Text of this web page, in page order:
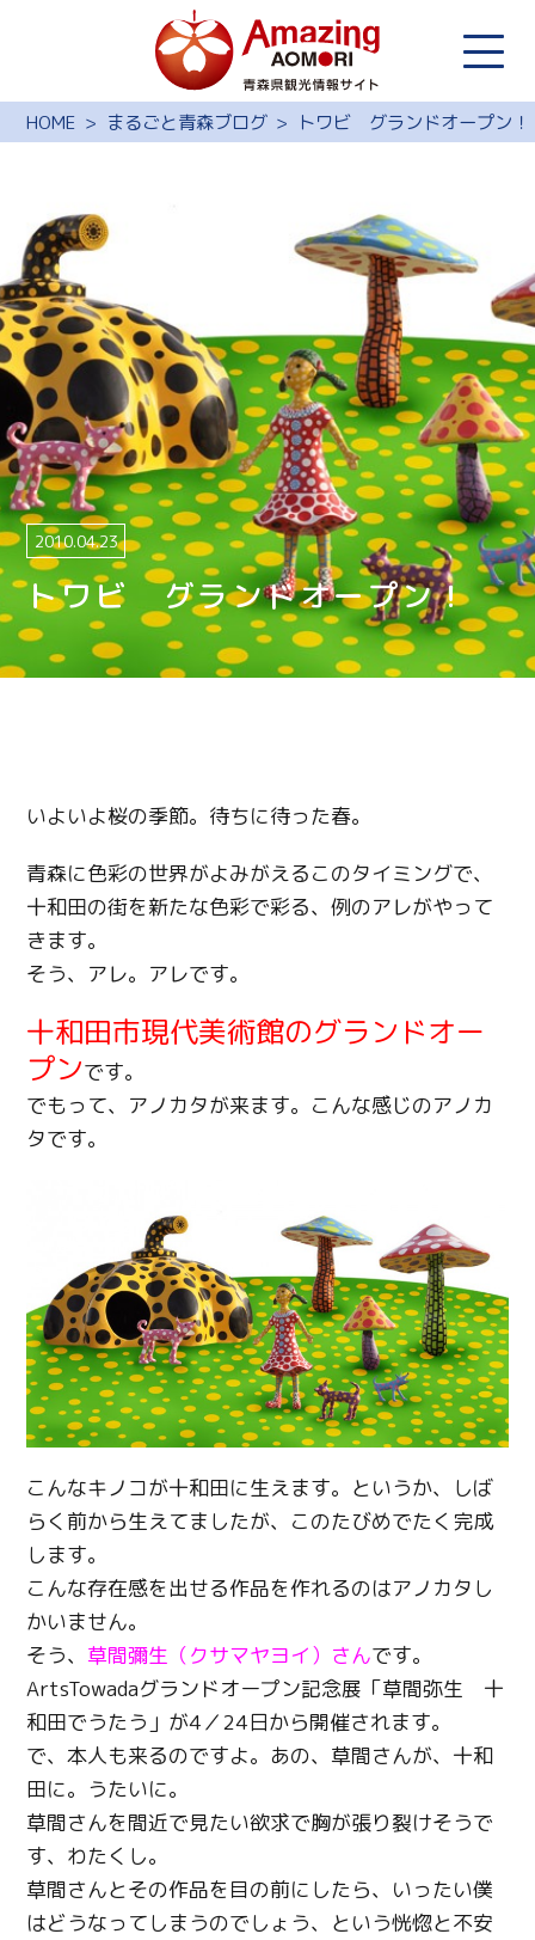
HOME まるごと青森ブログ トワビ グランドオープン！
トワビ グランドオープン！
2010.04.23
いよいよ桜の季節。待ちに待った春。
青森に色彩の世界がよみがえるこのタイミングで、
十和田の街を新たな色彩で彩る、例のアレがやって
きます。
そう、アレ。アレです。
十和田市現代美術館のグランドオー
プンです。
でもって、アノカタが来ます。こんな感じのアノカ
タです。
こんなキノコが十和田に生えます。というか、しば
らく前から生えてましたが、このたびめでたく完成
します。
こんな存在感を出せる作品を作れるのはアノカタし
かいません。
そう、草間彌生（クサマヤヨイ）さんです。
ArtsTowadaグランドオープン記念展「草間弥生 十
和田でうたう」が4／24日から開催されます。
で、本人も来るのですよ。あの、草間さんが、十和
田に。うたいに。
草間さんを間近で見たい欲求で胸が張り裂けそうで
す、わたくし。
草間さんとその作品を目の前にしたら、いったい僕
はどうなってしまうのでしょう、という恍惚と不安